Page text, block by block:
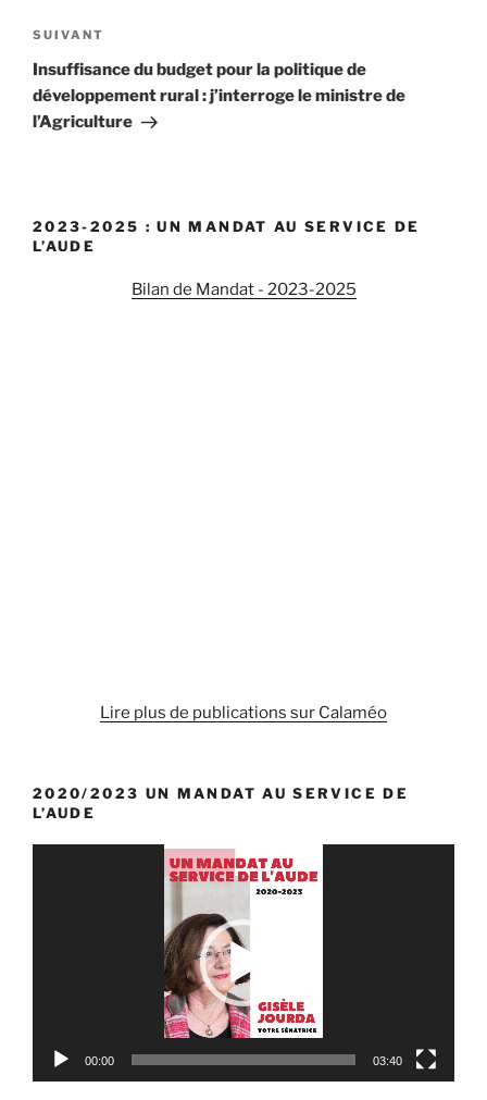
Article
suivant
SUIVANT
Insuffisance du budget pour la politique de
développement rural : j’interroge le ministre de
l’Agriculture
2023-2025 : UN MANDAT AU SERVICE DE
L’AUDE
Bilan de Mandat - 2023-2025
Lire plus de publications sur Calaméo
2020/2023 UN MANDAT AU SERVICE DE
L’AUDE
00:00 03:40